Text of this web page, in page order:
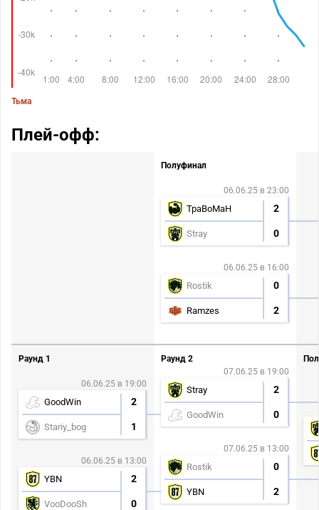
Тьма
Плей-офф:
Полуфинал
06.06.25 в 23:00
TpaBoMaH 2
Stray 0
06.06.25 в 16:00
Rostik 0
Ramzes 2
Раунд 1
06.06.25 в 19:00
GoodWin 2
Stariy_bog 1
06.06.25 в 13:00
YBN 2
VooDooSh 0
Раунд 2
07.06.25 в 19:00
Stray 2
GoodWin 0
07.06.25 в 13:00
Rostik 0
YBN 2